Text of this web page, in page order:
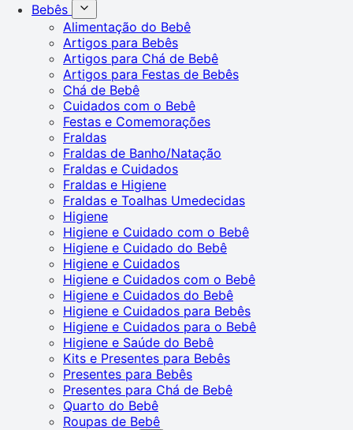
Bebês
Alimentação do Bebê
Artigos para Bebês
Artigos para Chá de Bebê
Artigos para Festas de Bebês
Chá de Bebê
Cuidados com o Bebê
Festas e Comemorações
Fraldas
Fraldas de Banho/Natação
Fraldas e Cuidados
Fraldas e Higiene
Fraldas e Toalhas Umedecidas
Higiene
Higiene e Cuidado com o Bebê
Higiene e Cuidado do Bebê
Higiene e Cuidados
Higiene e Cuidados com o Bebê
Higiene e Cuidados do Bebê
Higiene e Cuidados para Bebês
Higiene e Cuidados para o Bebê
Higiene e Saúde do Bebê
Kits e Presentes para Bebês
Presentes para Bebês
Presentes para Chá de Bebê
Quarto do Bebê
Roupas de Bebê